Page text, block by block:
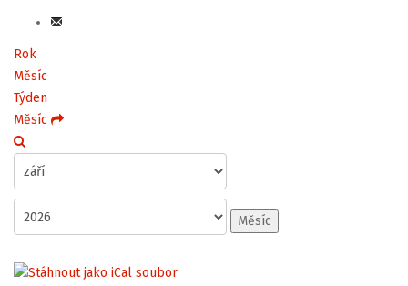
Rok
Měsíc
Týden
Měsíc
Měsíc